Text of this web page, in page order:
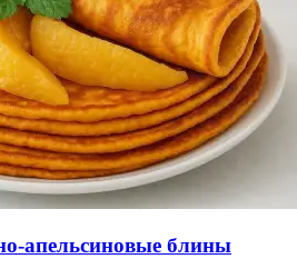
апельсиновые блины